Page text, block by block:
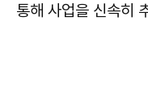
통해 사업을 신속히